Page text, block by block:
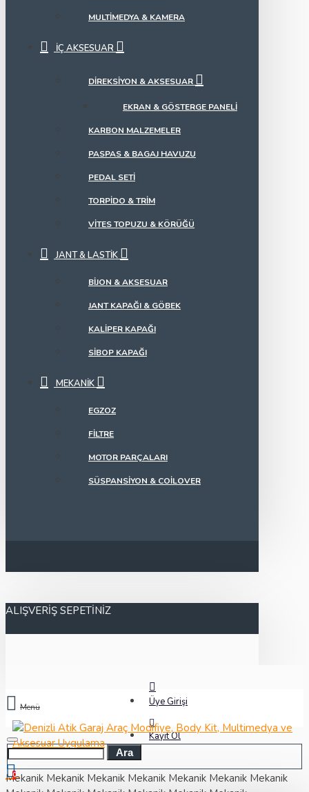
MULTIMEDYA & KAMERA
İÇ AKSESUAR
DIREKSIYON & AKSESUAR
EKRAN & GÖSTERGE PANELI
KARBON MALZEMELER
PASPAS & BAGAJ HAVUZU
PEDAL SETI
TORPIDO & TRIM
VITES TOPUZU & KÖRÜĞÜ
JANT & LASTIK
BIJON & AKSESUAR
JANT KAPAĞI & GÖBEK
KALIPER KAPAĞI
SIBOP KAPAĞI
MEKANIK
EGZOZ
FILTRE
MOTOR PARÇALARI
SÜSPANSIYON & COILOVER
ALIŞVERIŞ SEPETINIZ
Üye Girişi
Kayıt Ol
Menü
0
Ara
Mekanik Mekanik Mekanik Mekanik Mekanik Mekanik Mekanik